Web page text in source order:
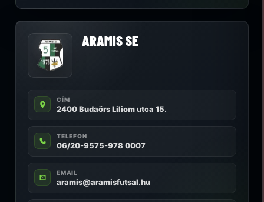
ARAMIS SE
CÍM
2400 Budaörs Liliom utca 15.
TELEFON
06/20-9575-978 0007
EMAIL
aramis@aramisfutsal.hu